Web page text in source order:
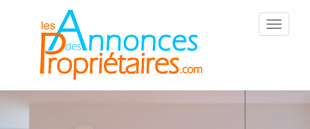
::Menu::